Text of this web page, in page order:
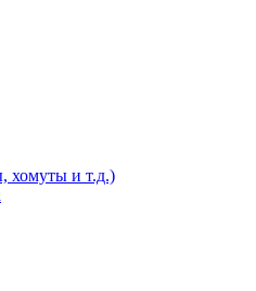
хомуты и т.д.)